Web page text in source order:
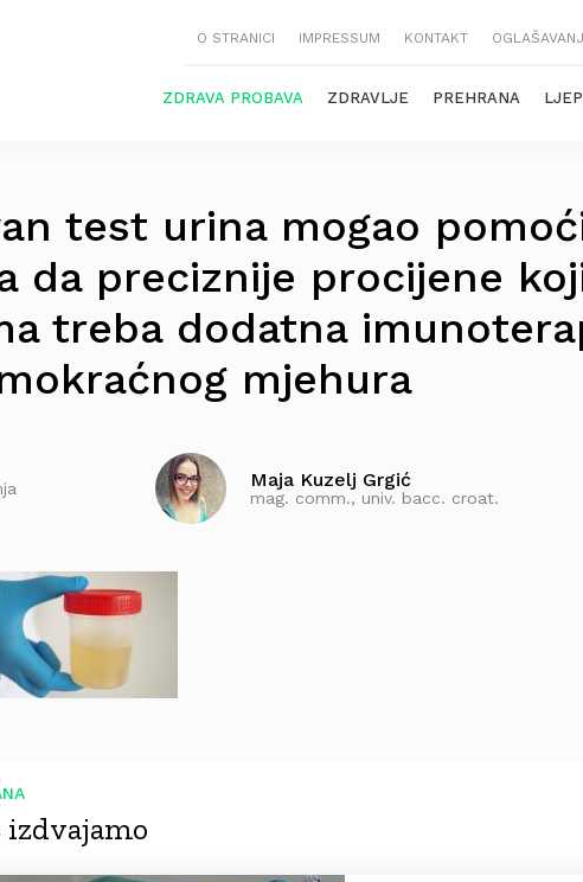
O STRANICI IMPRESSUM KONTAKT
ZDRAVA PROBAVA ZDRAVLJE PREHRANA
test urina mogao
da preciznije procijene
treba dodatna
mjehura
Maja Kuzelj Grgić
mag. comm., univ. bacc. croat.
izdvajamo